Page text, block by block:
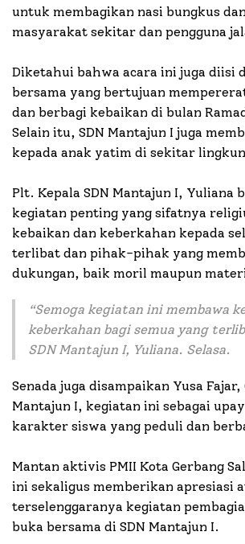
untuk membagikan nasi bungkus
masyarakat sekitar dan pengguna
Diketahui bahwa acara ini juga diisi
bersama yang bertujuan
dan berbagi kebaikan di bulan
Selain itu, SDN Mantajun I juga
kepada anak yatim di sekitar
Plt. Kepala SDN Mantajun I, Yuliana
kegiatan penting yang sifatnya
kebaikan dan keberkahan kepada
terlibat dan pihak-pihak yang
dukungan, baik moril maupun
“Semoga kegiatan ini membawa
keberkahan bagi semua yang
SDN Mantajun I, Yuliana. Selasa.
Senada juga disampaikan Yusa Fajar,
Mantajun I, kegiatan ini sebagai
karakter siswa yang peduli dan
Mantan aktivis PMII Kota Gerbang
ini sekaligus memberikan apresiasi
terselenggaranya kegiatan
buka bersama di SDN Mantajun I.